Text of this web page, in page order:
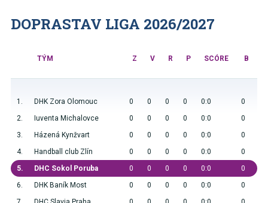
DOPRASTAV LIGA 2026/2027
TÝM Z V R P SCÓRE B
1. DHK Zora Olomouc 0 0 0 0 0:0
0
2.
Iuventa Michalovce 0 0 0 0 0:0
0
3.
Házená Kynžvart 0 0 0 0 0:0
0
4.
Handball club Zlín 0 0 0 0 0:0
0
5.
DHC Sokol Poruba 0 0 0 0 0:0
0
6.
DHK Baník Most 0 0 0 0 0:0
0